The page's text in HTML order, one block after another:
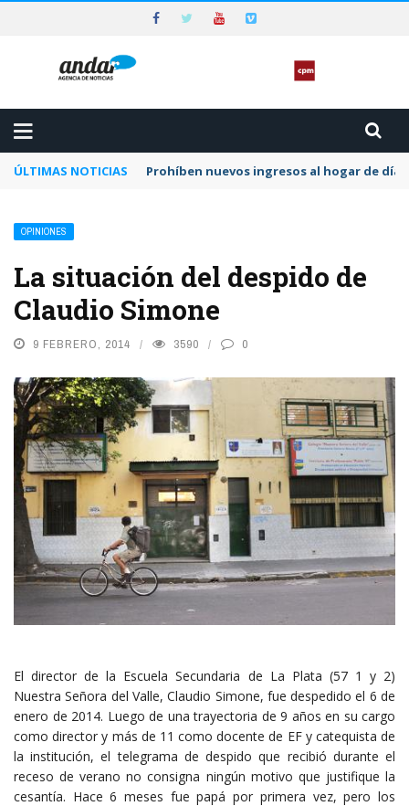
ÚLTIMAS NOTICIAS Prohíben nuevos ingresos al hogar de día
OPINIONES
La situación del despido de
Claudio Simone
9 FEBRERO, 2014 3590 0
El director de la Escuela Secundaria de La Plata (57 1 y 2)
Nuestra Señora del Valle, Claudio Simone, fue despedido el 6 de
enero de 2014. Luego de una trayectoria de 9 años en su cargo
como director y más de 11 como docente de EF y catequista de
la institución, el telegrama de despido que recibió durante el
receso de verano no consigna ningún motivo que justifique la
cesantía. Hace 6 meses fue papá por primera vez, pero los